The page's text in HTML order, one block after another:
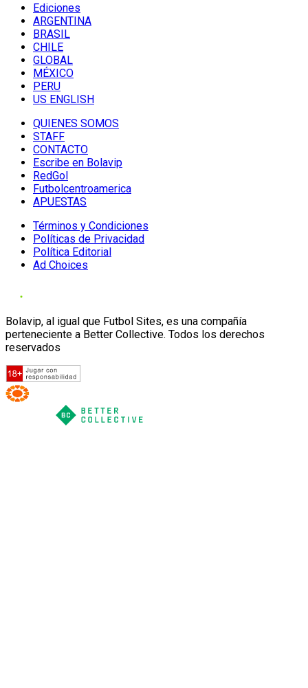
Ediciones
ARGENTINA
BRASIL
CHILE
GLOBAL
MÉXICO
PERU
US ENGLISH
QUIENES SOMOS
STAFF
CONTACTO
Escribe en Bolavip
RedGol
Futbolcentroamerica
APUESTAS
Términos y Condiciones
Políticas de Privacidad
Política Editorial
Ad Choices
Bolavip, al igual que Futbol Sites, es una compañía
perteneciente a Better Collective. Todos los derechos
reservados